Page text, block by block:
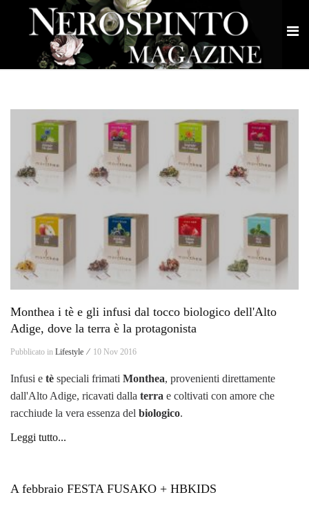
Monthea i tè e gli infusi dal tocco biologico dell'Alto
Adige, dove la terra è la protagonista
Pubblicato in Lifestyle ⁄ 10 Nov 2016
Infusi e tè speciali frimati Monthea, provenienti direttamente
dall'Alto Adige, ricavati dalla terra e coltivati con amore che
racchiude la vera essenza del biologico.
Leggi tutto...
A febbraio FESTA FUSAKO + HBKIDS